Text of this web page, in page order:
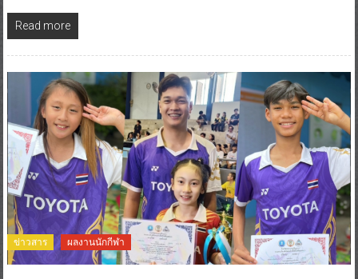
Read more
ข่าวสาร ผลงานนักกีฬา